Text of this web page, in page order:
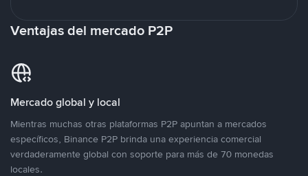
Ventajas del mercado P2P
Mercado global y local
Mientras muchas otras plataformas P2P apuntan a mercados
específicos, Binance P2P brinda una experiencia comercial
verdaderamente global con soporte para más de 70 monedas
locales.